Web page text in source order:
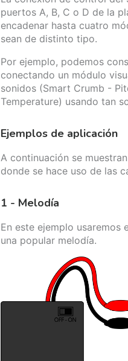
puertos A, B, C o D de la
encadenar hasta cuatro
sean de distinto tipo.
Por ejemplo, podemos
conectando un módulo
sonidos (Smart Crumb -
Temperature) usando tan
Ejemplos de aplicación
A continuación se
donde se hace uso de las
1 - Melodía
En este ejemplo
una popular melodía.